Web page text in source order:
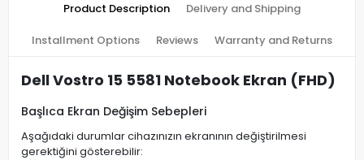
Product Description Delivery and Shipping
Installment Options Reviews Warranty and Returns
Dell Vostro 15 5581 Notebook Ekran (FHD)
Başlıca Ekran Değişim Sebepleri
Aşağıdaki durumlar cihazınızın ekranının değiştirilmesi
gerektiğini gösterebilir: